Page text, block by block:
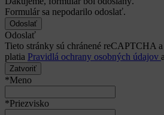
Formulár sa nepodarilo odoslať.
Odoslať
Tieto stránky sú chránené reCAPTCHA
platia Pravidlá ochrany osobných údajov a
Zatvoriť
*Meno
*Priezvisko